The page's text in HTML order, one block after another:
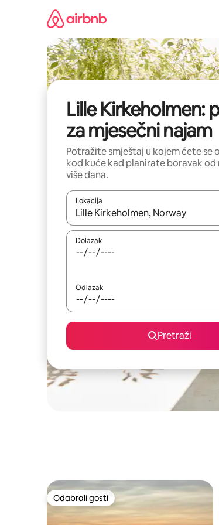
Lille Kirkeholmen:
za mjesečni najam
Potražite smještaj u kojem ćete se
kod kuće kad planirate boravak od
više dana.
Lokacija
Kada budu dostupni rezultati, moći
Dolazak
Odlazak
Pretraži
Odabrali gosti
Odabrali gosti